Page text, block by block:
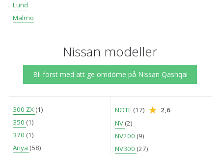
Lund
Malmö
Nissan modeller
Bli först med att ge omdöme på Nissan Qashqai
300 ZX (1)
350 (1)
370 (1)
Ariya (58)
NOTE (17)
2,6
NV (2)
NV200 (9)
NV300 (27)